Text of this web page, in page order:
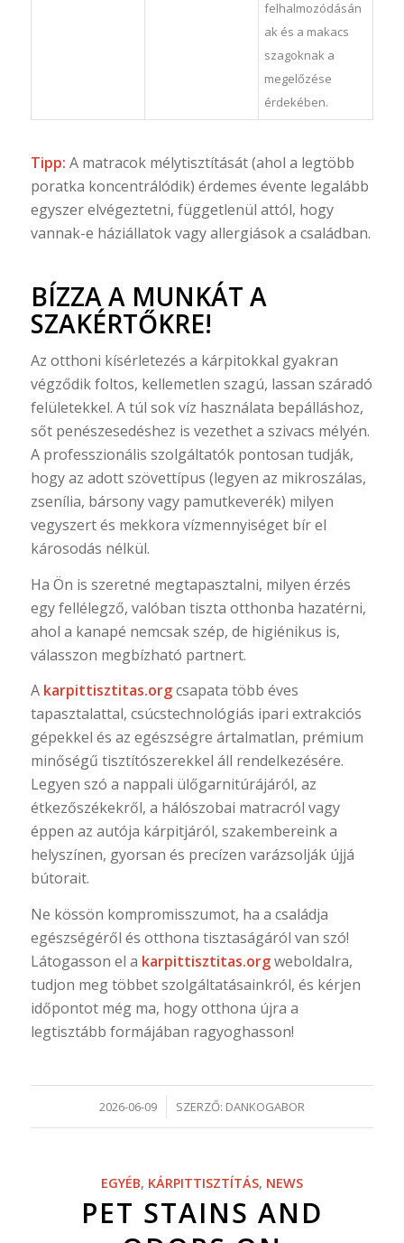
felhalmozódásán
ak és a makacs
szagoknak a
megelőzése
érdekében.
Tipp: A matracok mélytisztítását (ahol a legtöbb
poratka koncentrálódik) érdemes évente legalább
egyszer elvégeztetni, függetlenül attól, hogy
vannak-e háziállatok vagy allergiások a családban.
BÍZZA A MUNKÁT A
SZAKÉRTŐKRE!
Az otthoni kísérletezés a kárpitokkal gyakran
végződik foltos, kellemetlen szagú, lassan száradó
felületekkel. A túl sok víz használata bepálláshoz,
sőt penészesedéshez is vezethet a szivacs mélyén.
A professzionális szolgáltatók pontosan tudják,
hogy az adott szövettípus (legyen az mikroszálas,
zsenília, bársony vagy pamutkeverék) milyen
vegyszert és mekkora vízmennyiséget bír el
károsodás nélkül.
Ha Ön is szeretné megtapasztalni, milyen érzés
egy fellélegző, valóban tiszta otthonba hazatérni,
ahol a kanapé nemcsak szép, de higiénikus is,
válasszon megbízható partnert.
A karpittisztitas.orgcsapata több éves
tapasztalattal, csúcstechnológiás ipari extrakciós
gépekkel és az egészségre ártalmatlan, prémium
minőségű tisztítószerekkel áll rendelkezésére.
Legyen szó a nappali ülőgarnitúrájáról, az
étkezőszékekről, a hálószobai matracról vagy
éppen az autója kárpitjáról, szakembereink a
helyszínen, gyorsan és precízen varázsolják újjá
bútorait.
Ne kössön kompromisszumot, ha a családja
egészségéről és otthona tisztaságáról van szó!
Látogasson el a karpittisztitas.orgweboldalra,
tudjon meg többet szolgáltatásainkról, és kérjen
időpontot még ma, hogy otthona újra a
legtisztább formájában ragyoghasson!
2026-06-09
/ SZERZŐ: DANKOGABOR
EGYÉB, KÁRPITTISZTÍTÁS, NEWS
PET STAINS AND